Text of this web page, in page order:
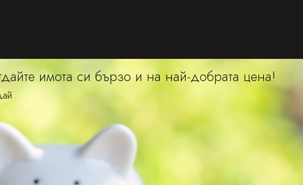
имота си бързо и на най-добрата цена!